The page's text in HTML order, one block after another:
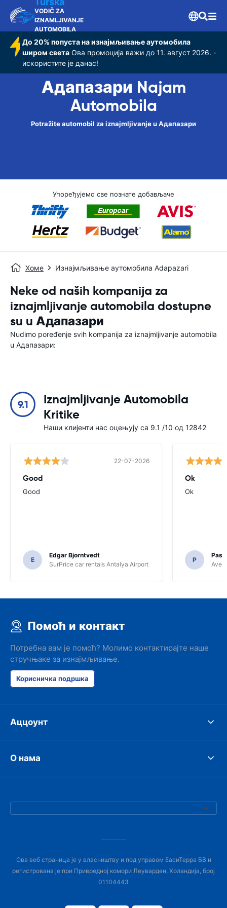
VODIČ ZA
IZNAMLJIVANJE
AUTOMOBILA
До 20% попуста на изнајмљивање аутомобила
широм света Ова промоција важи до 11. август 2026. -
искористите је данас!
Адапазари Najam
Automobila
Potražite automobil za iznajmljivanje u Адапазари
Упоређујемо све познате добављаче
Хоме Изнајмљивање аутомобила Adapazari
Neke od naših kompanija za
iznajmljivanje automobila dostupne
su u Адапазари
Nudimo poređenje svih kompanija za iznajmljivanje automobila
u Адапазари:
9.1
Iznajmljivanje Automobila
Kritike
Наши клијенти нас оцењују са 9.1 /10 од 12842
22-07-2026
Good
Good
E
Edgar Bjorntvedt
SurPrice car rentals Antalya Airport
Ok
Ok
P
Avec
Помоћ и контакт
Потребна вам је помоћ? Молимо контактирајте наше
стручњаке за изнајмљивање.
Корисничка подршка
Аццоунт
О нама
Ова веб страница је у власништву и под управом ЕасиТерра БВ и
регистрована је при Привредној комори Леуварден, Холандија, број
01104443